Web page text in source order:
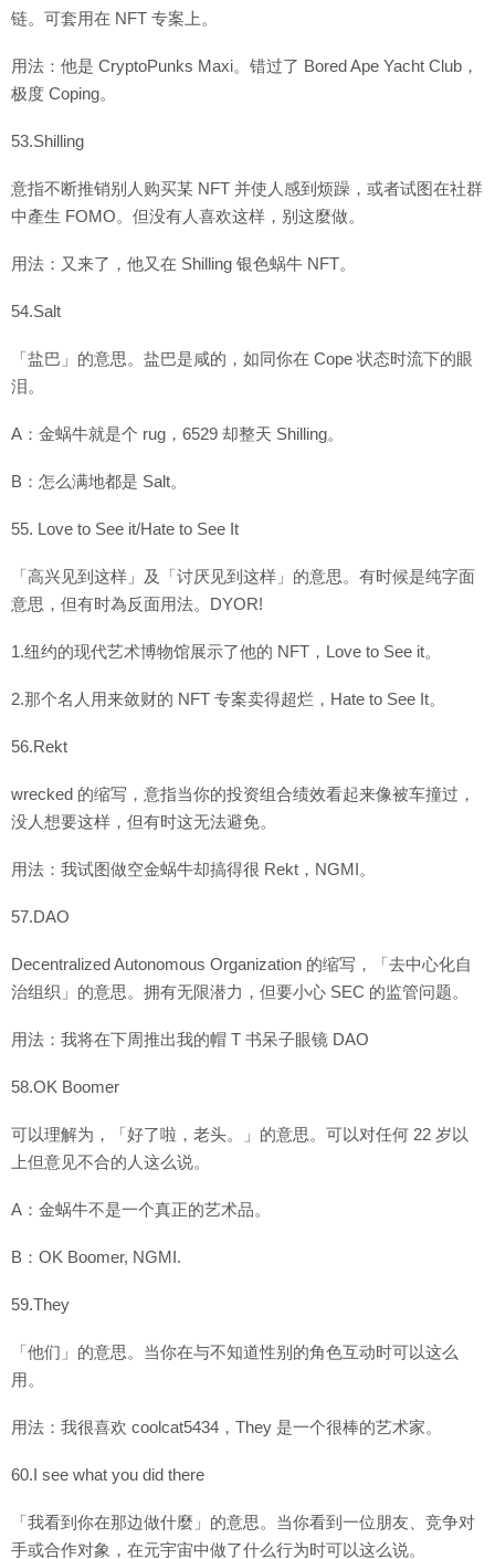
链。可套用在 NFT 专案上。
用法：他是 CryptoPunks Maxi。错过了 Bored Ape Yacht Club，
极度 Coping。
53.Shilling
意指不断推销别人购买某 NFT 并使人感到烦躁，或者试图在社群
中產生 FOMO。但没有人喜欢这样，别这麼做。
用法：又来了，他又在 Shilling 银色蜗牛 NFT。
54.Salt
「盐巴」的意思。盐巴是咸的，如同你在 Cope 状态时流下的眼
泪。
A：金蜗牛就是个 rug，6529 却整天 Shilling。
B：怎么满地都是 Salt。
55. Love to See it/Hate to See It
「高兴见到这样」及「讨厌见到这样」的意思。有时候是纯字面
意思，但有时為反面用法。DYOR!
1.纽约的现代艺术博物馆展示了他的 NFT，Love to See it。
2.那个名人用来敛财的 NFT 专案卖得超烂，Hate to See It。
56.Rekt
wrecked 的缩写，意指当你的投资组合绩效看起来像被车撞过，
没人想要这样，但有时这无法避免。
用法：我试图做空金蜗牛却搞得很 Rekt，NGMI。
57.DAO
Decentralized Autonomous Organization 的缩写，「去中心化自
治组织」的意思。拥有无限潜力，但要小心 SEC 的监管问题。
用法：我将在下周推出我的帽 T 书呆子眼镜 DAO
58.OK Boomer
可以理解为，「好了啦，老头。」的意思。可以对任何 22 岁以
上但意见不合的人这么说。
A：金蜗牛不是一个真正的艺术品。
B：OK Boomer, NGMI.
59.They
「他们」的意思。当你在与不知道性别的角色互动时可以这么
用。
用法：我很喜欢 coolcat5434，They 是一个很棒的艺术家。
60.I see what you did there
「我看到你在那边做什麼」的意思。当你看到一位朋友、竞争对
手或合作对象，在元宇宙中做了什么行为时可以这么说。